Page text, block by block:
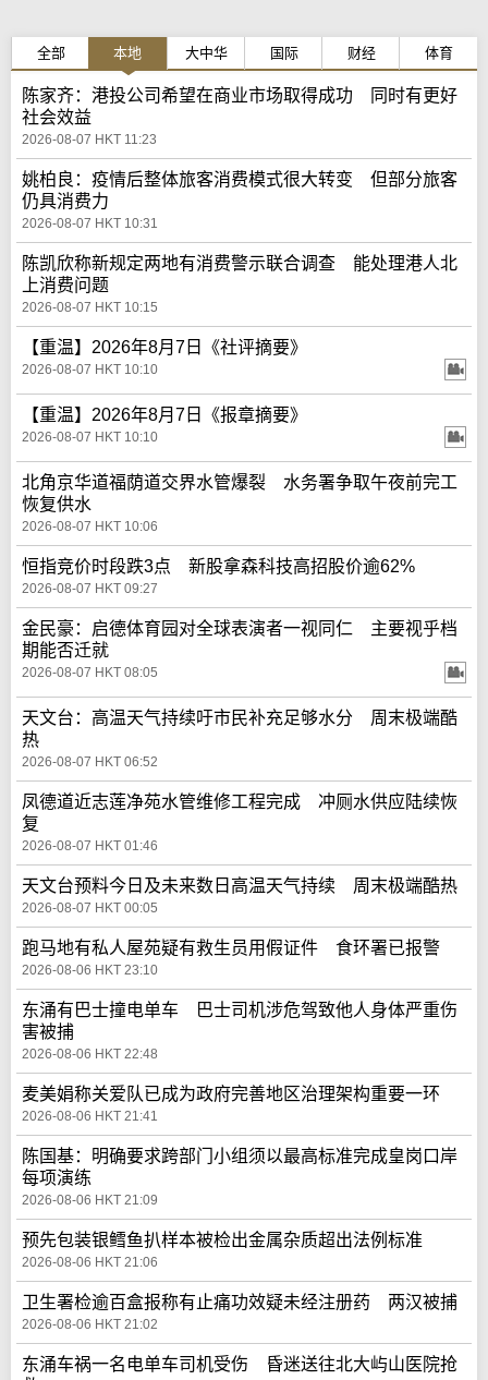
全部 本地 大中华 国际 财经 体育
陈家齐：港投公司希望在商业市场取得成功 同时有更好
社会效益
2026-08-07 HKT 11:23
姚柏良：疫情后整体旅客消费模式很大转变 但部分旅客
仍具消费力
2026-08-07 HKT 10:31
陈凯欣称新规定两地有消费警示联合调查 能处理港人北
上消费问题
2026-08-07 HKT 10:15
【重温】2026年8月7日《社评摘要》
2026-08-07 HKT 10:10
【重温】2026年8月7日《报章摘要》
2026-08-07 HKT 10:10
北角京华道福荫道交界水管爆裂 水务署争取午夜前完工
恢复供水
2026-08-07 HKT 10:06
恒指竞价时段跌3点 新股拿森科技高招股价逾62%
2026-08-07 HKT 09:27
金民豪：启德体育园对全球表演者一视同仁 主要视乎档
期能否迁就
2026-08-07 HKT 08:05
天文台：高温天气持续吁市民补充足够水分 周末极端酷
热
2026-08-07 HKT 06:52
凤德道近志莲净苑水管维修工程完成 冲厕水供应陆续恢
复
2026-08-07 HKT 01:46
天文台预料今日及未来数日高温天气持续 周末极端酷热
2026-08-07 HKT 00:05
跑马地有私人屋苑疑有救生员用假证件 食环署已报警
2026-08-06 HKT 23:10
东涌有巴士撞电单车 巴士司机涉危驾致他人身体严重伤
害被捕
2026-08-06 HKT 22:48
麦美娟称关爱队已成为政府完善地区治理架构重要一环
2026-08-06 HKT 21:41
陈国基：明确要求跨部门小组须以最高标准完成皇岗口岸
每项演练
2026-08-06 HKT 21:09
预先包装银鳕鱼扒样本被检出金属杂质超出法例标准
2026-08-06 HKT 21:06
卫生署检逾百盒报称有止痛功效疑未经注册药 两汉被捕
2026-08-06 HKT 21:02
东涌车祸一名电单车司机受伤 昏迷送往北大屿山医院抢